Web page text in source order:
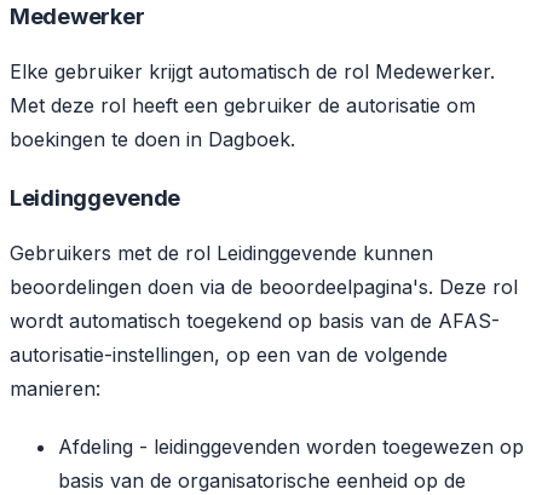
Medewerker
Elke gebruiker krijgt automatisch de rol Medewerker.
Met deze rol heeft een gebruiker de autorisatie om
boekingen te doen in Dagboek.
Leidinggevende
Gebruikers met de rol Leidinggevende kunnen
beoordelingen doen via de beoordeelpagina's. Deze rol
wordt automatisch toegekend op basis van de AFAS-
autorisatie-instellingen, op een van de volgende
manieren:
Afdeling - leidinggevenden worden toegewezen op
basis van de organisatorische eenheid op de